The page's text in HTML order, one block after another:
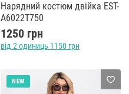
Нарядний костюм двійка EST-
A6022T750
1250 грн
від 2 одиниць 1150 грн
NEW